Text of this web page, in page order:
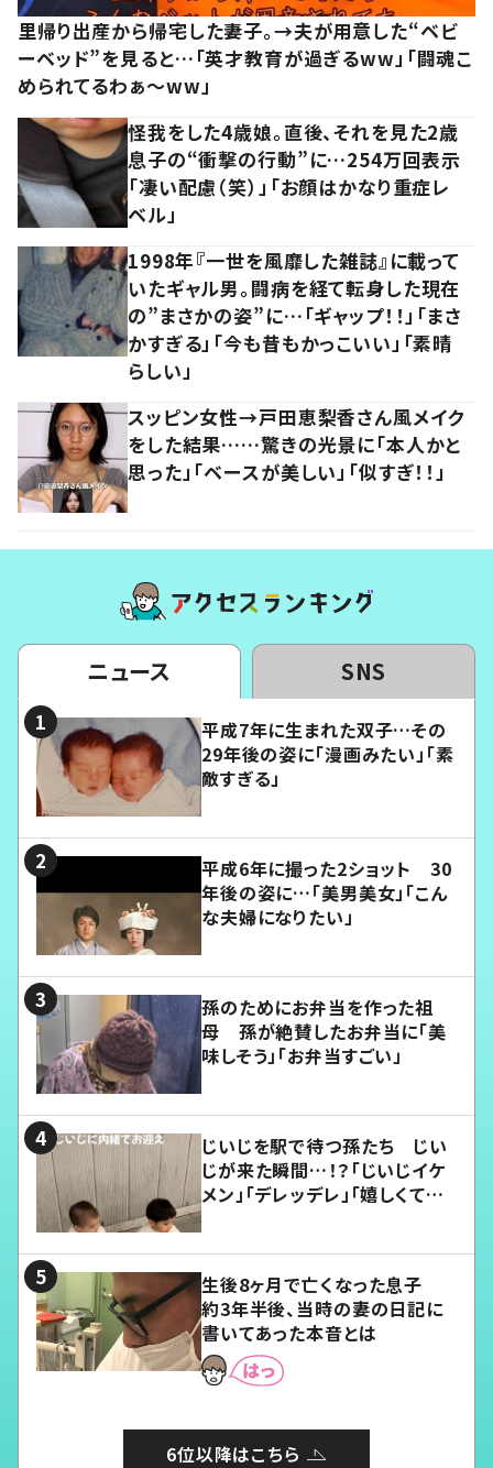
里帰り出産から帰宅した妻子。→夫が用意した“ベビ
ーベッド”を見ると…「英才教育が過ぎるww」「闘魂こ
められてるわぁ～ww」
怪我をした4歳娘。直後、それを見た2歳
息子の“衝撃の行動”に…254万回表示
「凄い配慮（笑）」「お顔はかなり重症レ
ベル」
1998年『一世を風靡した雑誌』に載って
いたギャル男。闘病を経て転身した現在
の”まさかの姿”に…「ギャップ！！」「まさ
かすぎる」「今も昔もかっこいい」「素晴
らしい」
スッピン女性→戸田恵梨香さん風メイク
をした結果……驚きの光景に「本人かと
思った」「ベースが美しい」「似すぎ！！」
ニュース SNS
平成7年に生まれた双子…その
29年後の姿に「漫画みたい」「素
敵すぎる」
平成6年に撮った2ショット 30
年後の姿に…「美男美女」「こん
な夫婦になりたい」
孫のためにお弁当を作った祖
母 孫が絶賛したお弁当に「美
味しそう」「お弁当すごい」
じいじを駅で待つ孫たち じい
じが来た瞬間…！？「じいじイケ
メン」「デレッデレ」「嬉しくて可
生後8ヶ月で亡くなった息子
約3年半後、当時の妻の日記に
書いてあった本音とは
6位以降はこちら